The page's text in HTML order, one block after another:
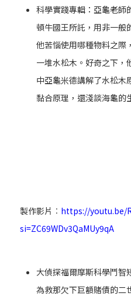
科學實踐專輯：亞龜老師
頓牛國王所託，用非一般
他苦惱使用哪種物料之際
一堆水松木。好奇之下，
中亞龜米德講解了水松木
黏合原理，還淺談海龜的
製作影片︰ https://youtu.be/
si=ZC69WDv3QaMUy9qA
大偵探福爾摩斯科學鬥智
為救那欠下巨額賭債的二